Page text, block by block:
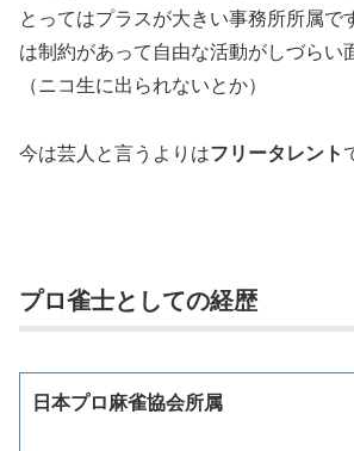
とってはプラスが大きい事務所所属で
は制約があって自由な活動がしづらい
（ニコ生に出られないとか）
今は芸人と言うよりはフリータレント
プロ雀士としての経歴
日本プロ麻雀協会所属